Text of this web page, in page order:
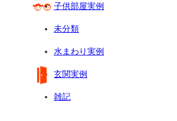
子供部屋実例
未分類
水まわり実例
玄関実例
雑記